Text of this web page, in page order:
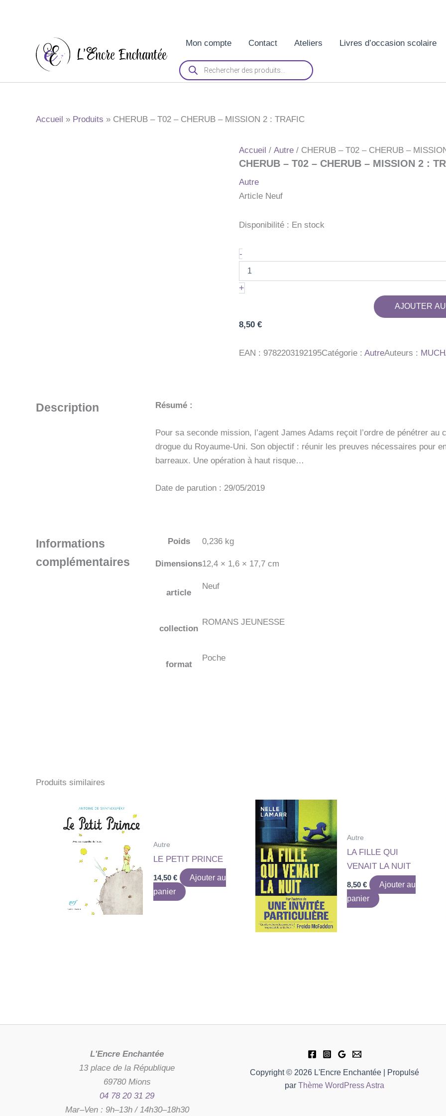
Mon compte Contact Ateliers Livres d’occasion scolaire
Recherche
de
produits
Accueil Produits CHERUB – T02 – CHERUB – MISSION 2 : TRAFIC
Accueil / Autre / CHERUB – T02 – CHERUB –
CHERUB – T02 – CHERUB – MISSION 2 :
Autre
Article Neuf
Disponibilité : En stock
-quantité
de
CHERUB
-
T02
-
MISSION
:
+
AJOUTER
8,50 €
EAN : 9782203192195Catégorie : AutreAuteurs :
Description Résumé :
Pour sa seconde mission, l’agent James Adams reçoit l’ordre de pénétrer
drogue du Royaume-Uni. Son objectif : réunir les preuves nécessaires pour
barreaux. Une opération à haut risque…
Date de parution : 29/05/2019
Informations
complémentaires
Poids 0,236 kg
Dimensions12,4 × 1,6 × 17,7 cm
article
Neuf
collection
ROMANS JEUNESSE
format
Poche
Produits similaires
Autre
LE PETIT PRINCE
14,50 €
Ajouter au
panier
Autre
LA FILLE QUI
VENAIT LA NUIT
8,50€
Ajouter au
panier
L'Encre Enchantée
13 place de la République
69780 Mions
04 78 20 31 29
Mar–Ven : 9h–13h / 14h30–18h30
Copyright © 2026 L'Encre Enchantée | Propulsé
par Thème WordPress Astra